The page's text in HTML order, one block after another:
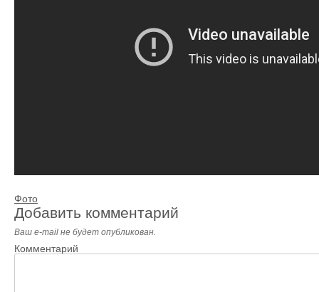
Фото
Добавить комментарий
Ваш e-mail не будет опубликован.
Комментарий